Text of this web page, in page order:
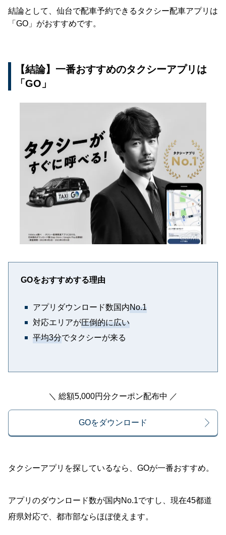
結論として、仙台で配車予約できるタクシー配車アプリは
「GO」がおすすめです。
【結論】一番おすすめのタクシーアプリは
「GO」
GOをおすすめする理由
アプリダウンロード数国内No.1
対応エリアが圧倒的に広い
平均3分でタクシーが来る
＼ 総額5,000円分クーポン配布中 ／
GOをダウンロード
タクシーアプリを探しているなら、GOが一番おすすめ。
アプリのダウンロード数が国内No.1ですし、現在45都道
府県対応で、都市部ならほぼ使えます。